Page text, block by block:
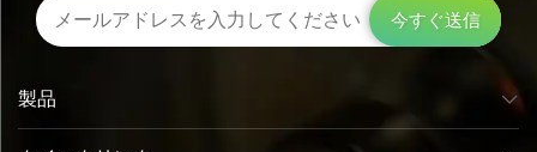
今すぐ送信
製品